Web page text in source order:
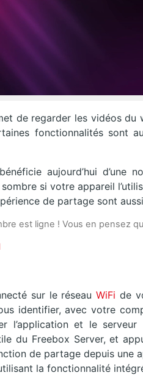
de regarder les vidéos du
fonctionnalités sont
aujourd’hui d’une
si votre appareil
de partage sont
est ligne ! Vous en pensez
sur le réseau WiFi de
identifier, avec votre
l’application et le
du Freebox Server, et
de partage depuis une
la fonctionnalité